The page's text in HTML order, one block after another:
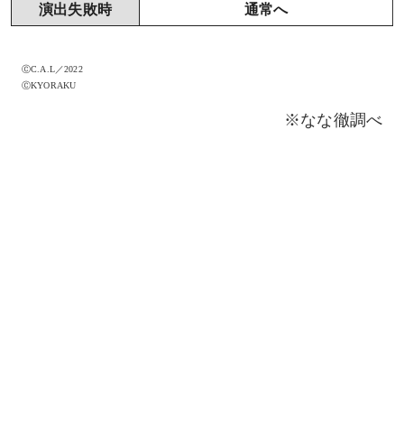
演出失敗時 通常へ
ⒸC.A.L／2022
ⒸKYORAKU
※なな徹調べ